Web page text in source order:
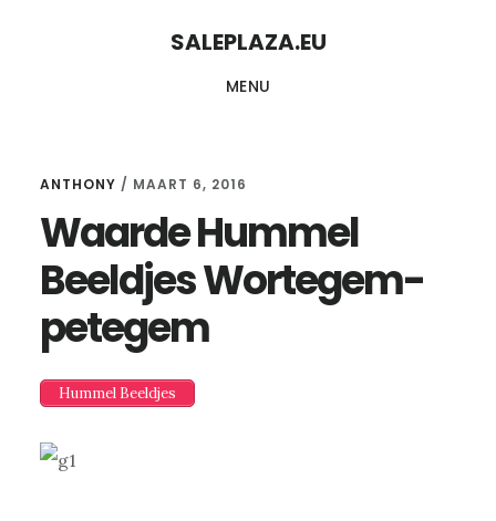
SALEPLAZA.EU
MENU
ANTHONY / MAART 6, 2016
Waarde Hummel
Beeldjes Wortegem-
petegem
Hummel Beeldjes